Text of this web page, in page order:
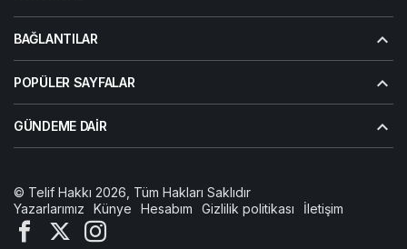
BAĞLANTILAR
POPÜLER SAYFALAR
GÜNDEME DAIR
© Telif Hakkı 2026, Tüm Hakları Saklıdır
Yazarlarımız
Künye Hesabım Gizlilik politikası İletişim